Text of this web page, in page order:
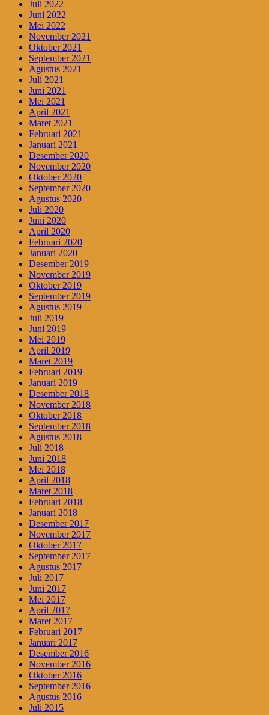
Juli 2022
Juni 2022
Mei 2022
November 2021
Oktober 2021
September 2021
Agustus 2021
Juli 2021
Juni 2021
Mei 2021
April 2021
Maret 2021
Februari 2021
Januari 2021
Desember 2020
November 2020
Oktober 2020
September 2020
Agustus 2020
Juli 2020
Juni 2020
April 2020
Februari 2020
Januari 2020
Desember 2019
November 2019
Oktober 2019
September 2019
Agustus 2019
Juli 2019
Juni 2019
Mei 2019
April 2019
Maret 2019
Februari 2019
Januari 2019
Desember 2018
November 2018
Oktober 2018
September 2018
Agustus 2018
Juli 2018
Juni 2018
Mei 2018
April 2018
Maret 2018
Februari 2018
Januari 2018
Desember 2017
November 2017
Oktober 2017
September 2017
Agustus 2017
Juli 2017
Juni 2017
Mei 2017
April 2017
Maret 2017
Februari 2017
Januari 2017
Desember 2016
November 2016
Oktober 2016
September 2016
Agustus 2016
Juli 2015